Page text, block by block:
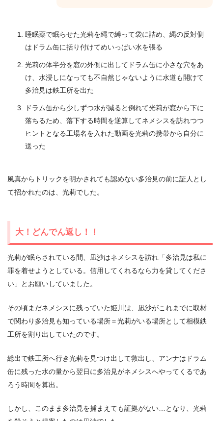
睡眠薬で眠らせた光莉を縄で縛って袋に詰め、縄の反対側
はドラム缶に括り付けてめいっぱい水を張る
光莉の体半分を窓の外側に出してドラム缶に小さな穴をあ
け、水浸しになっても不自然じゃないように水道も開けて
多治見は鉄工所を出た
ドラム缶から少しずつ水が減ると倒れて光莉が窓から下に
落ちるため、落下する時間を逆算してネメシスを訪れつつ
ヒントとなる工場名を入れた動画を光莉の携帯から自分に
送った
風真からトリックを明かされても認めない多治見の前に証人とし
て招かれたのは、光莉でした。
大！どんでん返し！！
光莉が眠らされている間、凪沙はネメシスを訪れ「多治見は私に
罪を着せようとしている。信用してくれるなら力を貸してくださ
い」とお願いしていました。
その頃まだネメシスに残っていた姫川は、凪沙がこれまでに取材
で関わり多治見も知っている場所＝光莉がいる場所として相模鉄
工所を割り出していたのです。
総出で鉄工所へ行き光莉を見つけ出して救出し、アンナはドラム
缶に残った水の量から翌日に多治見がネメシスへやってくるであ
ろう時間を算出。
しかし、このまま多治見を捕まえても証拠がない…となり、光莉